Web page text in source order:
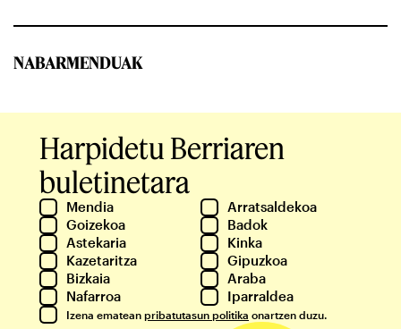
NABARMENDUAK
Harpidetu Berriaren
buletinetara
Mendia
Arratsaldekoa
Goizekoa
Badok
Astekaria
Kinka
Kazetaritza
Gipuzkoa
Bizkaia
Araba
Nafarroa
Iparraldea
Izena ematean pribatutasun politika onartzen duzu.